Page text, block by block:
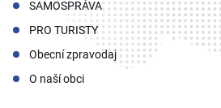
SAMOSPRÁVA
PRO TURISTY
Obecní zpravodaj
O naší obci